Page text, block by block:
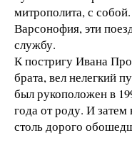
митрополита, с
Варсонофия, эти
службу.
К постригу Ивана
брата, вел нелегкий
был рукоположен в
года от роду. И
столь дорого